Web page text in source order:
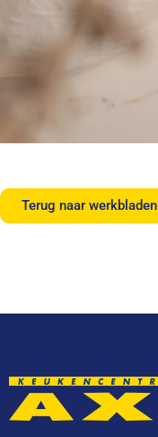
Terug naar werkbladen